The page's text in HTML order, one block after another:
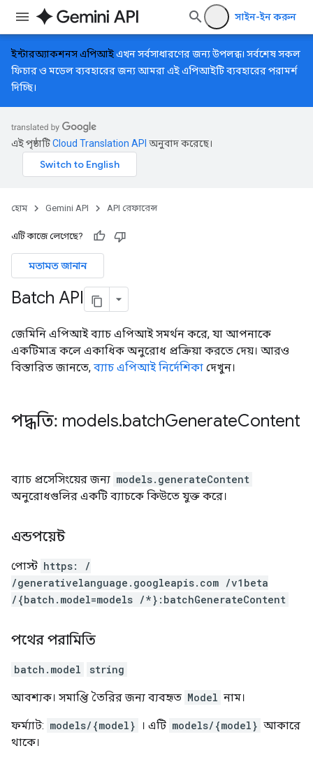
সাইন-ইন করুন
ইন্টারঅ্যাকশনস এপিআইএখন সর্বসাধারণের জন্য উপলব্ধ। সর্বশেষ সকল
ফিচার ও মডেল ব্যবহারের জন্য আমরা এই এপিআইটি ব্যবহারের পরামর্শ
দিচ্ছি।
এই পৃষ্ঠাটিCloud Translation API অনুবাদ করেছে।
হোম Gemini API API রেফারেন্স
এটি কাজে লেগেছে?
মতামত জানান
Batch API
জেমিনি এপিআই ব্যাচ এপিআই সমর্থন করে, যা আপনাকে
একটিমাত্র কলে একাধিক অনুরোধ প্রক্রিয়া করতে দেয়। আরও
বিস্তারিত জানতে, ব্যাচ এপিআই নির্দেশিকা দেখুন।
পদ্ধতি: models.batchGenerateContent
ব্যাচ প্রসেসিংয়ের জন্য models.generateContent
অনুরোধগুলির একটি ব্যাচকে কিউতে যুক্ত করে।
এন্ডপয়েন্ট
পোস্ট https: /
/generativelanguage.googleapis.com /v1beta
/{batch.model=models /*}:batchGenerateContent
পথের পরামিতি
batch.model string
আবশ্যক। সমাপ্তি তৈরির জন্য ব্যবহৃত Model নাম।
ফর্ম্যাট: models/{model} । এটি models/{model} আকারে
থাকে।